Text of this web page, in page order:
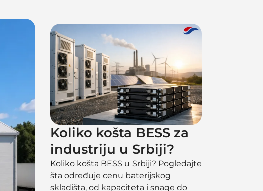
Koliko košta BESS za
industriju u Srbiji?
Koliko košta BESS u Srbiji? Pogledajte
šta određuje cenu baterijskog
skladišta, od kapaciteta i snage do